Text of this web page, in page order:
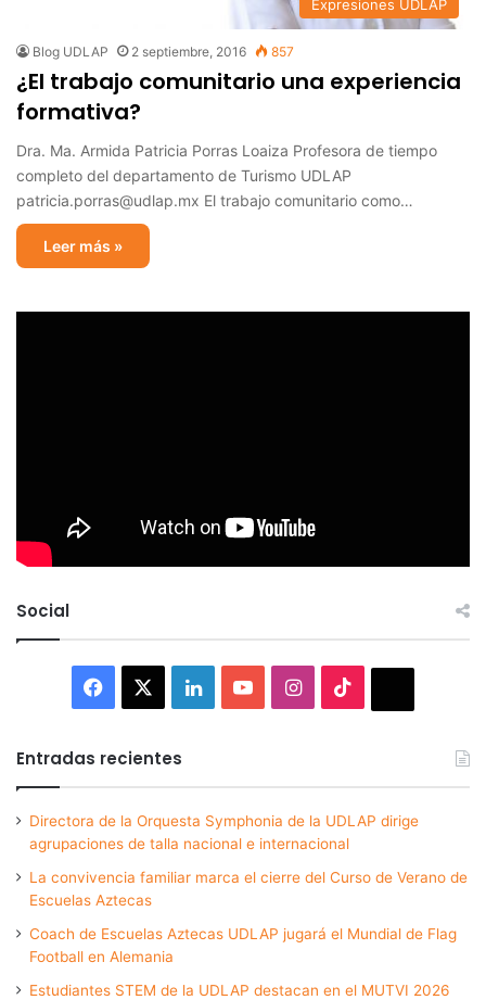
Expresiones UDLAP
Blog UDLAP 2 septiembre, 2016 857
¿El trabajo comunitario una experiencia
formativa?
Dra. Ma. Armida Patricia Porras Loaiza Profesora de tiempo
completo del departamento de Turismo UDLAP
patricia.porras@udlap.mx El trabajo comunitario como…
Leer más »
Social
Facebook LinkedInYouTubeInstagram
Entradas recientes
Directora de la Orquesta Symphonia de la UDLAP dirige
agrupaciones de talla nacional e internacional
La convivencia familiar marca el cierre del Curso de Verano de
Escuelas Aztecas
Coach de Escuelas Aztecas UDLAP jugará el Mundial de Flag
Football en Alemania
Estudiantes STEM de la UDLAP destacan en el MUTVI 2026